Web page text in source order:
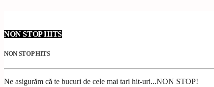
NON STOP HITS
NON STOP HITS
Ne asigurăm că te bucuri de cele mai tari hit-uri...NON STOP!